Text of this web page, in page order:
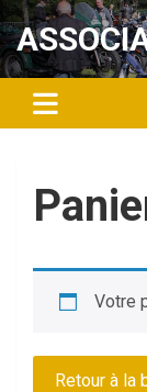
Aller
au
contenu
Votre
Retour à la